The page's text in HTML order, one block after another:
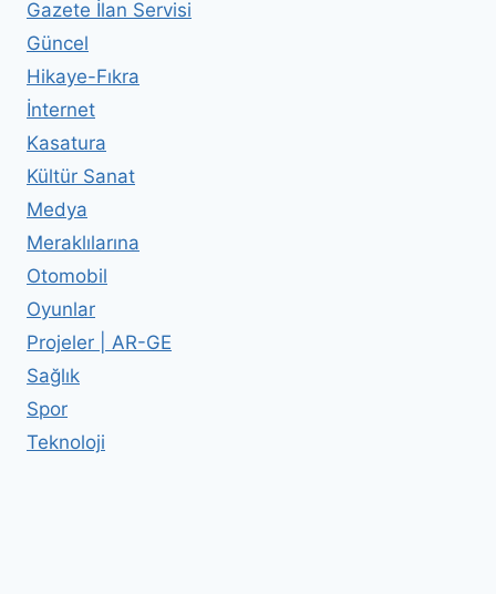
Gazete İlan Servisi
Güncel
Hikaye-Fıkra
İnternet
Kasatura
Kültür Sanat
Medya
Meraklılarına
Otomobil
Oyunlar
Projeler | AR-GE
Sağlık
Spor
Teknoloji